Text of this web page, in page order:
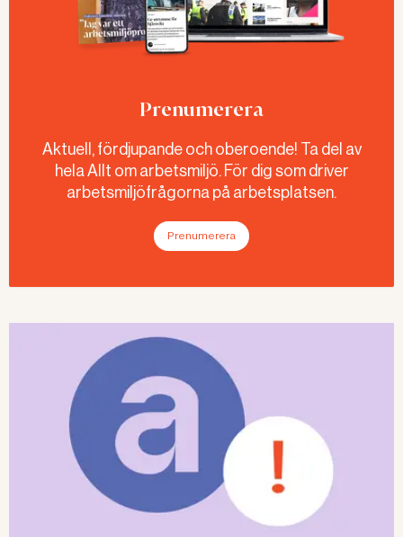
Prenumerera
Aktuell, fördjupande och oberoende! Ta del av
hela Allt om arbetsmiljö. För dig som driver
arbetsmiljöfrågorna på arbetsplatsen.
Prenumerera